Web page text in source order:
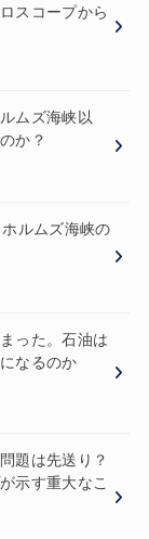
スコープから
ムズ海峡以
か？
ルムズ海峡の
った。石油は
なるのか
題は先送り？
示す重大なこ